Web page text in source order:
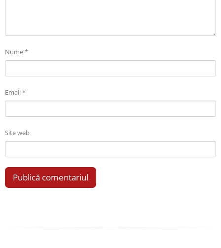
Nume*
Email*
Site web